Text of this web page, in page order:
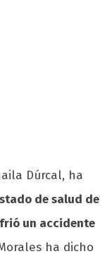
Dúrcal, ha
de salud de
un accidente
ha dicho